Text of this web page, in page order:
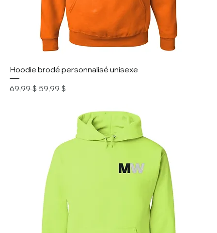
Hoodie brodé personnalisé unisexe
Prix original
69,99 $ Prix promotionnel
59,99 $